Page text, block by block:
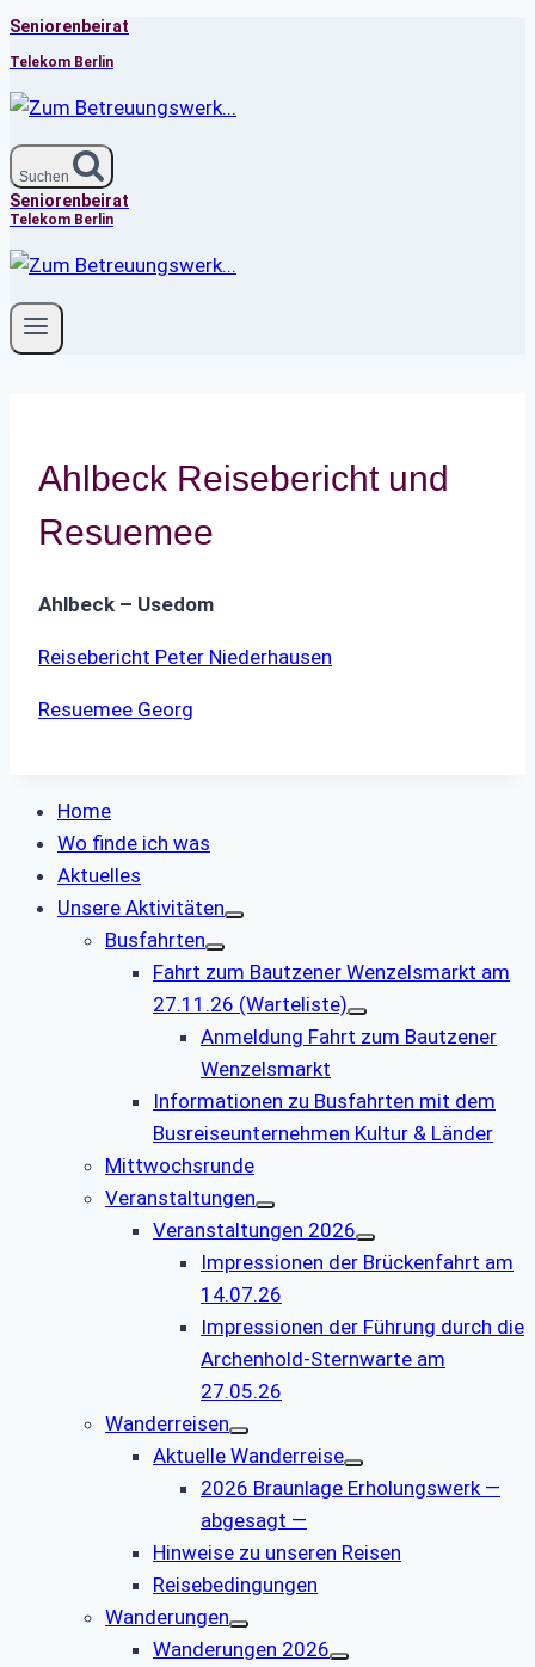
Zum
Inhalt
springen
Seniorenbeirat
Telekom Berlin
Suchen
Seniorenbeirat
Telekom Berlin
Ahlbeck Reisebericht und
Resuemee
Ahlbeck – Usedom
Reisebericht Peter Niederhausen
Resuemee Georg
Home
Wo finde ich was
Aktuelles
Unsere Aktivitäten
Busfahrten
Fahrt zum Bautzener Wenzelsmarkt am
27.11.26 (Warteliste)
Anmeldung Fahrt zum Bautzener
Wenzelsmarkt
Informationen zu Busfahrten mit dem
Busreiseunternehmen Kultur & Länder
Mittwochsrunde
Veranstaltungen
Veranstaltungen 2026
Impressionen der Brückenfahrt am
14.07.26
Impressionen der Führung durch die
Archenhold-Sternwarte am
27.05.26
Wanderreisen
Aktuelle Wanderreise
2026 Braunlage Erholungswerk —
abgesagt —
Hinweise zu unseren Reisen
Reisebedingungen
Wanderungen
Wanderungen 2026